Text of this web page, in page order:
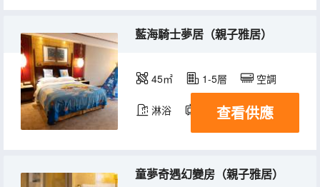
藍海騎士夢居（親子雅居）
45㎡ 1-5層 空調
淋浴 電視機 冰箱
查看供應
童夢奇遇幻變房（親子雅居）